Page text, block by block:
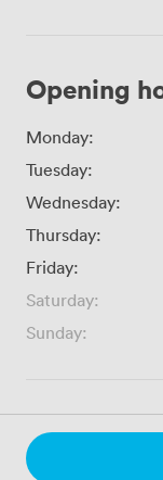
Opening
Monday:
Tuesday:
Wednesday:
Thursday:
Friday:
Saturday:
Sunday: